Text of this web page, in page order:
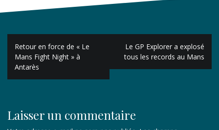
Navigation
de
l’article
Retour en force de « Le
Mans Fight Night » à
Antarès
Le GP Explorer a explosé
tous les records au Mans
Laisser un commentaire